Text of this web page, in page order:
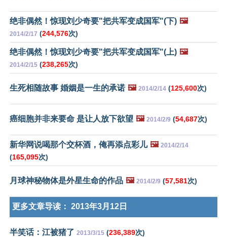
绝非偶然！惊现刘少奇要"把共军变成国军"(下) 🖼️
2014/2/17 (244,576次)
绝非偶然！惊现刘少奇要"把共军变成国军"(上) 🖼️
2014/2/15 (238,265次)
生死相随故事 婚姻是一生的承诺 🖼️ 2014/2/14 (125,600次)
癌细胞并非来要命 是让人放下欲望 🖼️ 2014/2/9 (54,687次)
新华网说喝那个交杯酒，俺再添点彩儿 🖼️ 2014/2/14
(165,095次)
月球神秘物体是外星生命的作品 🖼️ 2014/2/9 (57,581次)
更多文章导读： 2013年3月12日
半笑话：江被猪了 2013/3/15 (236,389次)